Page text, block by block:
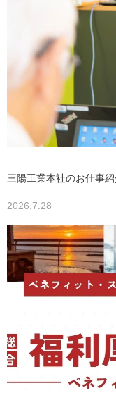
三陽工業本社のお仕事
2026.7.28